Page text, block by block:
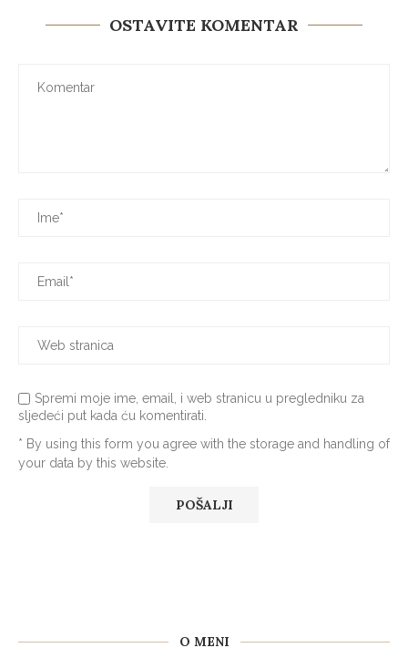
OSTAVITE KOMENTAR
Spremi moje ime, email, i web stranicu u pregledniku za
sljedeći put kada ću komentirati.
* By using this form you agree with the storage and handling of
your data by this website.
O MENI